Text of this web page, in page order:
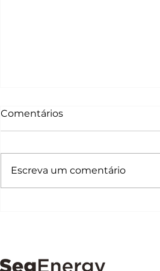
Comentários
Escreva um comentário